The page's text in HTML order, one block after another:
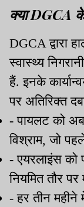
क्या DGCA
DGCA द्वारा
स्वास्थ्य
हैं. इनके
पर अतिरिक्त
- पायलट को अब
विश्राम, जो
- एयरलाइंस को
नियमित तौर
- हर तीन महीने